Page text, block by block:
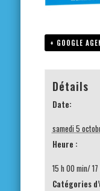
+ GOOGLE
Détails
Date:
samedi 5
Heure :
15 h 00 min/
Catégories